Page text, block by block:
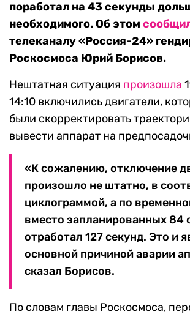
поработал на 43 секунды
необходимого. Об этом
телеканалу «Россия-24»
Роскосмоса Юрий Борисов.
Нештатная ситуация произошла
14:10 включились двигатели,
были скорректировать
вывести аппарат на
«К сожалению, отключение
произошло не штатно, в
циклограммой, а по
вместо запланированных 84
отработал 127 секунд. Это и
основной причиной аварии
сказал Борисов.
По словам главы Роскосмоса,